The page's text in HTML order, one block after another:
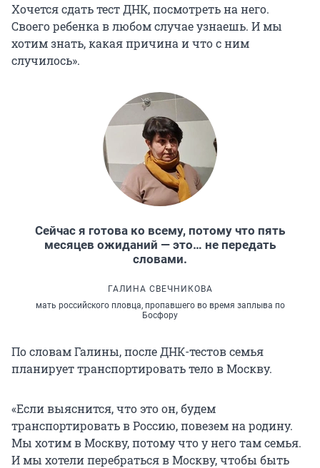
Хочется сдать тест ДНК, посмотреть на него.
Своего ребенка в любом случае узнаешь. И мы
хотим знать, какая причина и что с ним
случилось».
Сейчас я готова ко всему, потому что пять
месяцев ожиданий — это… не передать
словами.
ГАЛИНА СВЕЧНИКОВА
мать российского пловца, пропавшего во время заплыва по
Босфору
По словам Галины, после ДНК-тестов семья
планирует транспортировать тело в Москву.
«Если выяснится, что это он, будем
транспортировать в Россию, повезем на родину.
Мы хотим в Москву, потому что у него там семья.
И мы хотели перебраться в Москву, чтобы быть